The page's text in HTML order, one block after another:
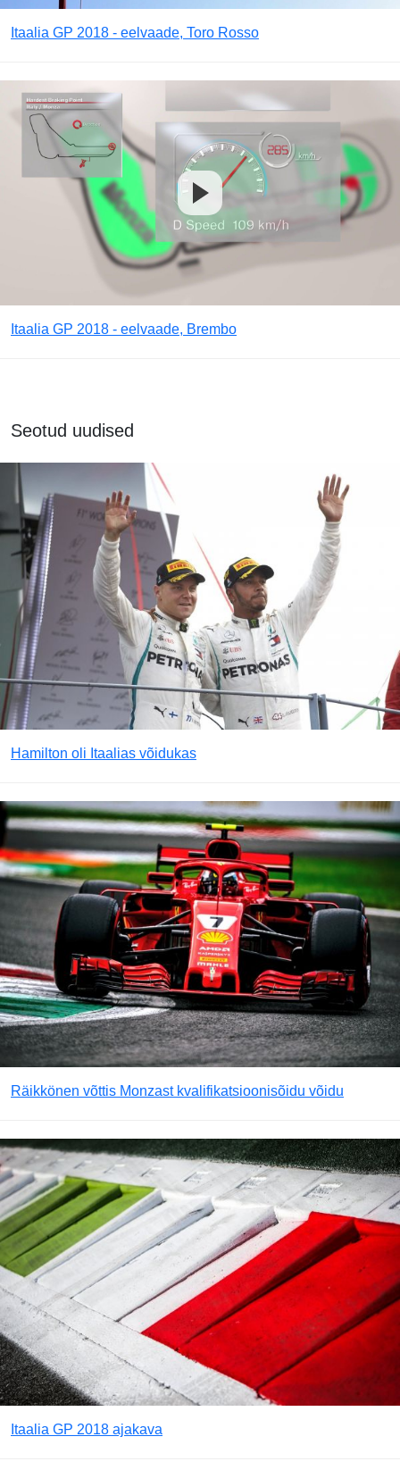
Itaalia GP 2018 - eelvaade, Toro Rosso
Itaalia GP 2018 - eelvaade, Brembo
Seotud uudised
Hamilton oli Itaalias võidukas
Räikkönen võttis Monzast kvalifikatsioonisõidu võidu
Itaalia GP 2018 ajakava